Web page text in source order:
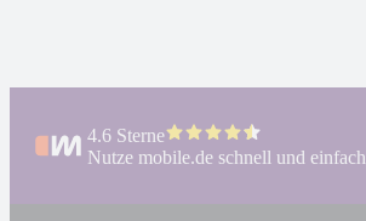
4.6 Sterne
Nutze mobile.de schnell und einfach